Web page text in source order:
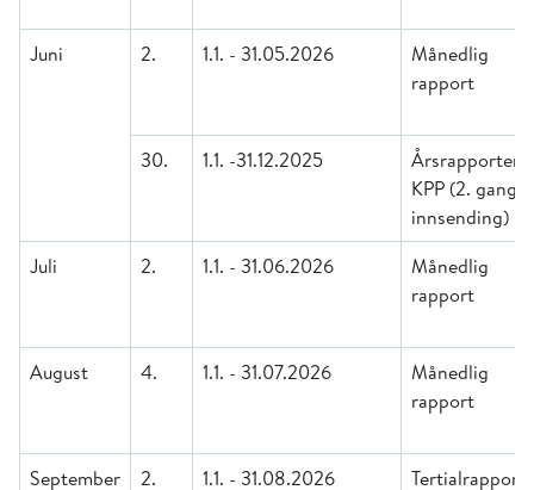
Juni 2. 1.1. - 31.05.2026
Månedlig
rapport
30. 1.1. -31.12.2025
KPP (2. gangs
innsending)
Juli
2. 1.1. - 31.06.2026
Månedlig
rapport
August 4. 1.1. - 31.07.2026
Månedlig
rapport
September 2.
1.1. - 31.08.2026
Tertialrapport